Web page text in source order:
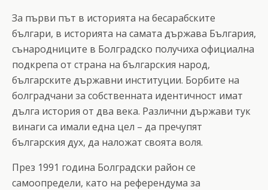
За първи път в историята на бесарабските
българи, в историята на самата държава България,
сънародниците в Болградско получиха официална
подкрепа от страна на българския народ,
българските държавни институции. Борбите на
болградчани за собственната идентичност имат
дълга история от два века. Различни държави тук
винаги са имали една цел – да пречупят
българския дух, да наложат своята воля.
През 1991 година Болградски район се
самоопредели, като на референдума за